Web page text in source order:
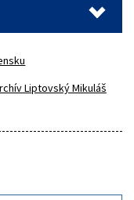
Liptovský Mikuláš